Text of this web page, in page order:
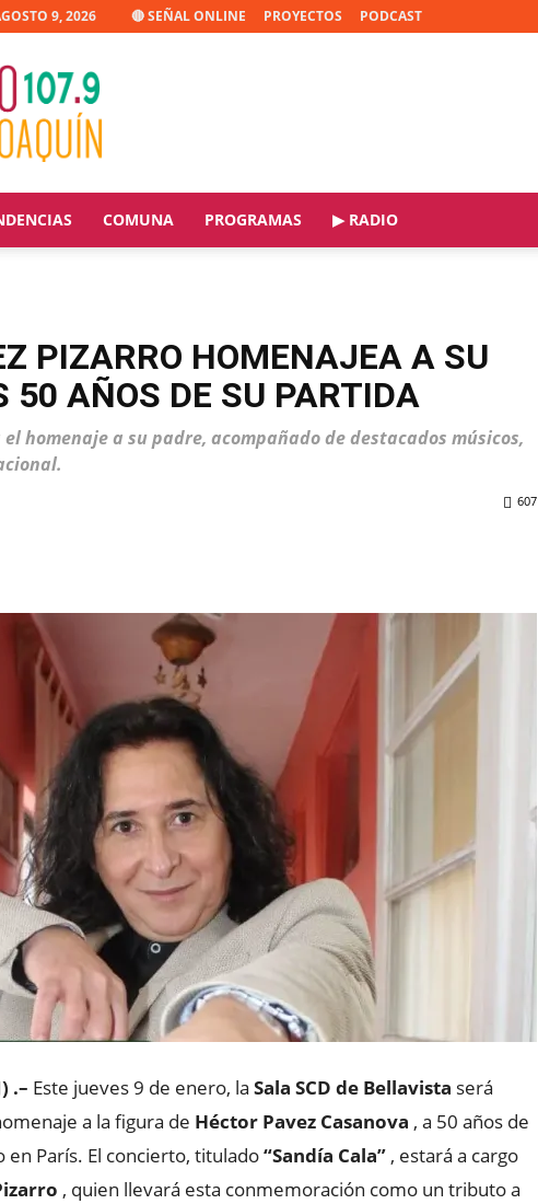
9, 2026 🔴 SEÑAL ONLINE PROYECTOS PODCAST
COMUNA PROGRAMAS ▶ RADIO
PIZARRO HOMENAJEA A SU
50 AÑOS DE SU PARTIDA
homenaje a su padre, acompañado de destacados músicos,
607
.– Este jueves 9 de enero, la Sala SCD de Bellavista será
a la figura de Héctor Pavez Casanova , a 50 años de
París. El concierto, titulado“Sandía Cala” , estará a cargo
, quien llevará esta conmemoración como un tributo a